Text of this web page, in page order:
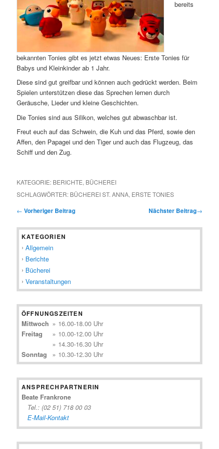
bereits
bekannten Tonies gibt es jetzt etwas Neues: Erste Tonies für
Babys und Kleinkinder ab 1 Jahr.
Diese sind gut greifbar und können auch gedrückt werden. Beim
Spielen unterstützen diese das Sprechen lernen durch
Geräusche, Lieder und kleine Geschichten.
Die Tonies sind aus Silikon, welches gut abwaschbar ist.
Freut euch auf das Schwein, die Kuh und das Pferd, sowie den
Affen, den Papagei und den Tiger und auch das Flugzeug, das
Schiff und den Zug.
KATEGORIE: BERICHTE, BÜCHEREI
SCHLAGWÖRTER: BÜCHEREI ST. ANNA, ERSTE TONIES
← Vorheriger Beitrag Nächster Beitrag→
KATEGORIEN
Allgemein
Berichte
Bücherei
Veranstaltungen
ÖFFNUNGSZEITEN
Mittwoch » 16.00-18.00 Uhr
Freitag
» 10.00-12.00 Uhr
» 14.30-16.30 Uhr
Sonntag
» 10.30-12.30 Uhr
ANSPRECHPARTNERIN
Beate Frankrone
Tel.: (02 51) 718 00 03
E-Mail-Kontakt